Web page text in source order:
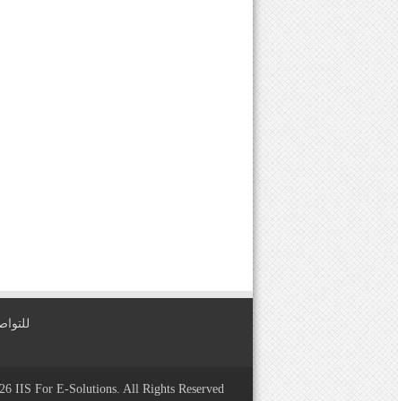
للتواصل معنا
IIS For E-Solutions. All Rights Reserved